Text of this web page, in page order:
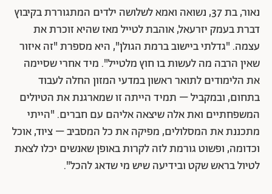
נאור, בת 37, נשואה ואמא לשלושה ילדים המתגוררת בקיבוץ
דברת בעמק יזרעאל, אוהבת לטייל מאז שהיא זוכרת את
עצמה. "גדלתי ביישוב ברמת הגולן", היא מספרת "זה איזור
שאין הרבה מה לעשות בו חוץ מלטייל". מיד אחרי שסיימה
את הלימודים לתואר ראשון במדעי המזון החלה לעבוד
בתחום, ובמקביל – תמיד הייתה זו שמארגנת את הטיולים
המשפחתיים ואת אלה שיצאה אליהם עם חברים. "הייתי
מתכננת את המסלולים, מפיקה את כל המסביב – ציוד, אוכל
וכדומה, ופשוט גורמת לזה לקרות באופן שאנשים יכלו לצאת
לטיול בראש שקט ובידיעה שיש מי שדאג להכל".